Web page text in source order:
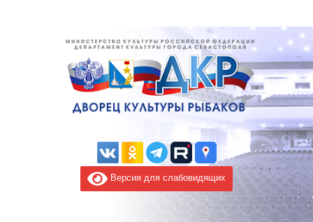
Версия для слабовидящих